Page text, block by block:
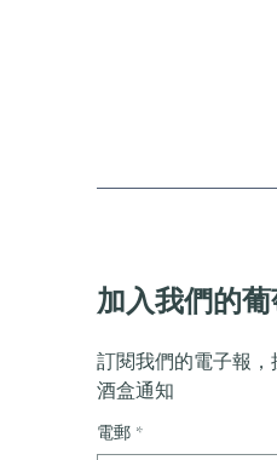
加入我們的
訂閱我們的電子報
酒盒通知
電郵 *